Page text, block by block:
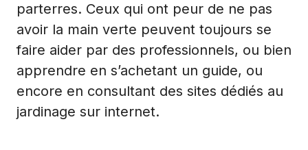
parterres. Ceux qui ont peur de ne pas
avoir la main verte peuvent toujours se
faire aider par des professionnels, ou bien
apprendre en s’achetant un guide, ou
encore en consultant des sites dédiés au
jardinage sur internet.